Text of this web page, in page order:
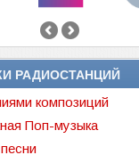
РАДИОСТАНЦИЙ
композиций
Поп-музыка